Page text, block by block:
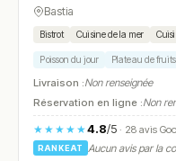
Bastia
Bistrot Cuisine de la mer
Poisson du jour Plateau de
Livraison :Non renseignée
Réservation en ligne :Non
★★★★★4.8/5· 28 avis
RANKEAT
Aucun avis par la